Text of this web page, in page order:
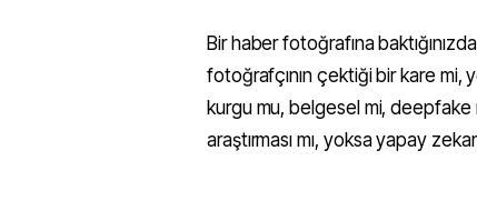
Bir haber fotoğrafına
fotoğrafçının çektiği bir kare mi,
kurgu mu, belgesel mi,
araştırması mı, yoksa yapay